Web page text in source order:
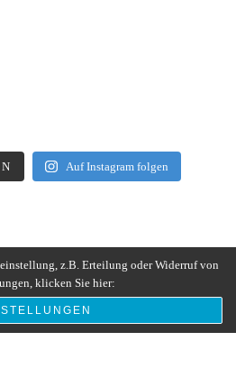
Auf Instagram folgen
z.B. Erteilung oder Widerruf von
klicken Sie hier: